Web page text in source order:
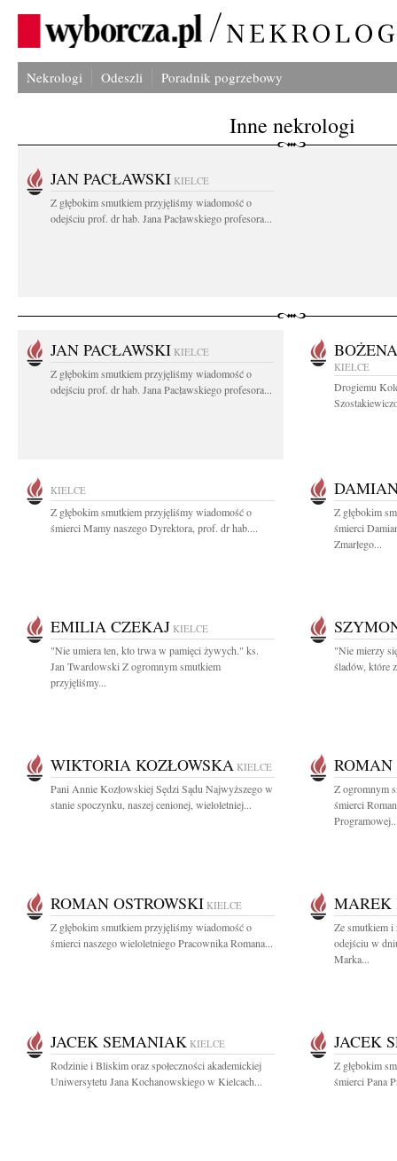
Nekrologi Odeszli Poradnik pogrzebowy
Inne nekrologi
JAN PACŁAWSKI KIELCE
Z głębokim smutkiem przyjęliśmy wiadomość o
odejściu prof. dr hab. Jana Pacławskiego profesora...
JAN PACŁAWSKI KIELCE
Z głębokim smutkiem przyjęliśmy wiadomość o
odejściu prof. dr hab. Jana Pacławskiego profesora...
KIELCE
Drogiemu
KIELCE
Z głębokim smutkiem przyjęliśmy wiadomość o
śmierci Mamy naszego Dyrektora, prof. dr hab....
Z głębokim
śmierci
Zmarłego...
EMILIA CZEKAJ KIELCE
"Nie umiera ten, kto trwa w pamięci żywych." ks.
Jan Twardowski Z ogromnym smutkiem
przyjęliśmy...
"Nie mierzy
śladów, które
WIKTORIA KOZŁOWSKA KIELCE
Pani Annie Kozłowskiej Sędzi Sądu Najwyższego w
stanie spoczynku, naszej cenionej, wieloletniej...
ROMAN
Z ogromnym
śmierci
ROMAN OSTROWSKI KIELCE
Z głębokim smutkiem przyjęliśmy wiadomość o
śmierci naszego wieloletniego Pracownika Romana...
MAREK
Ze smutkiem i
odejściu w
Marka...
JACEK SEMANIAK KIELCE
Rodzinie i Bliskim oraz społeczności akademickiej
Uniwersytetu Jana Kochanowskiego w Kielcach...
JACEK
Z głębokim
śmierci Pana